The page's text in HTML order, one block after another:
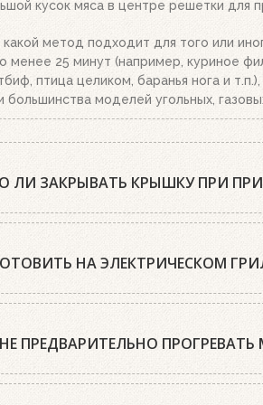
кусок мяса в центре решетки для
какой метод подходит для того или
менее 25 минут (например, куриное
птица целиком, баранья нога и
большинства моделей угольных,
ЛИ ЗАКРЫВАТЬ КРЫШКУ ПРИ
крышку только два раза: первый раз,
под крышкой, получаются
при этом блюда сохраняют
открытой крышке пищу придется
НА ЭЛЕКТРИЧЕСКОМ
грили имеют чугунные
грилях Weber можно не
ПРЕДВАРИТЕЛЬНО ПРОГРЕВАТЬ